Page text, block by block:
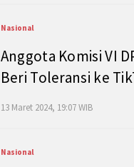
Nasional
Anggota Komisi VI
Beri Toleransi ke
13 Maret 2024, 19:07 WIB
Nasional